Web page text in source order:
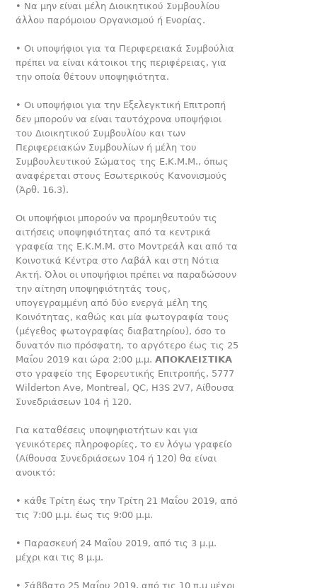
• Να μην είναι μέλη Διοικητικού Συμβουλίου
άλλου παρόμοιου Οργανισμού ή Ενορίας.
• Οι υποψήφιοι για τα Περιφερειακά Συμβούλια
πρέπει να είναι κάτοικοι της περιφέρειας, για
την οποία θέτουν υποψηφιότητα.
• Οι υποψήφιοι για την Εξελεγκτική Επιτροπή
δεν μπορούν να είναι ταυτόχρονα υποψήφιοι
του Διοικητικού Συμβουλίου και των
Περιφερειακών Συμβουλίων ή μέλη του
Συμβουλευτικού Σώματος της Ε.Κ.Μ.Μ., όπως
αναφέρεται στους Εσωτερικούς Κανονισμούς
(Άρθ. 16.3).
Οι υποψήφιοι μπορούν να προμηθευτούν τις
αιτήσεις υποψηφι­ότητας από τα κεντρικά
γραφεία της Ε.Κ.Μ.Μ. στο Μοντρεάλ και από τα
Κοινοτικά Κέντρα στο Λαβάλ και στη Νότια
Ακτή. Όλοι οι υποψήφιοι πρέπει να παραδώσουν
την αίτηση υποψηφιότη­τάς τους,
υπογεγραμμένη από δύο ενεργά μέλη της
Κοινότητας, καθώς και μία φωτογραφία τους
(μέγεθος φωτογραφίας διαβα­τηρίου), όσο το
δυνατόν πιο πρόσφατη, το αργότερο έως τις 25
Μαΐου 2019 και ώρα 2:00 μ.μ.ΑΠΟΚΛΕΙΣΤΙΚΑ
στo γραφείo της Εφορευτικής Επιτροπής, 5777
Wilderton Αve, Montreal, QC, H3S 2V7, Aίθουσα
Συνεδριάσεων 104 ή 120.
Για καταθέσεις υποψηφιοτήτων και για
γενικότερες πληροφορί­ες, το εν λόγω γραφείο
(Αίθουσα Συνεδριάσεων 104 ή 120) θα είναι
ανοικτό:
• κάθε Τρίτη έως την Τρίτη 21 Μαΐου 2019, από
τις 7:00 μ.μ. έως τις 9:00 μ.μ.
• Παρασκευή 24 Μαΐου 2019, από τις 3 μ.μ.
μέχρι και τις 8 μ.μ.
• Σάββατο 25 Μαΐου 2019, από τις 10 π.μ μέχρι